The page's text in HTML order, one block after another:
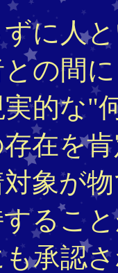
に人
の間
的な"
在を
象が
るこ
も承認